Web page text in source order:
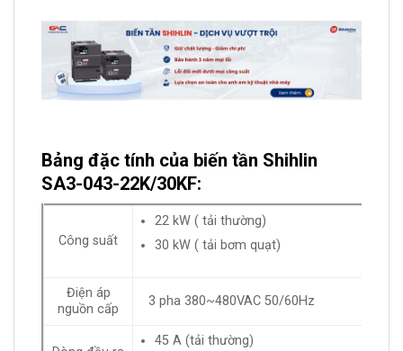
Bảng đặc tính của biến tần Shihlin
SA3-043-22K/30KF:
Công suất
22 kW ( tải thường)
30 kW ( tải bơm quạt)
Điện áp
nguồn cấp
3 pha 380~480VAC 50/60Hz
45 A (tải thường)